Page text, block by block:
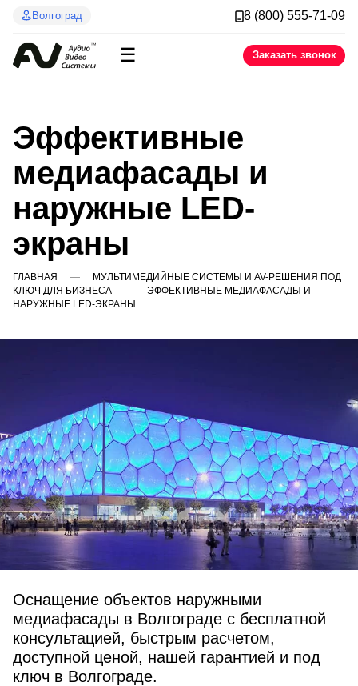
Волгоград 8 (800) 555-71-09
☰ Заказать звонок
Эффективные
медиафасады и
наружные LED-
экраны
ГЛАВНАЯ
МУЛЬТИМЕДИЙНЫЕ СИСТЕМЫ И AV-РЕШЕНИЯ ПОД
КЛЮЧ ДЛЯ БИЗНЕСА
ЭФФЕКТИВНЫЕ МЕДИАФАСАДЫ И
НАРУЖНЫЕ LED-ЭКРАНЫ
Оснащение объектов наружными
медиафасады в Волгограде с бесплатной
консультацией, быстрым расчетом,
доступной ценой, нашей гарантией и под
ключ в Волгограде.